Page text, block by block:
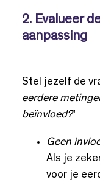
2. Evalueer
aanpassing
Stel jezelf de
eerdere
beïnvloed?"
Geen
Als je
voor je